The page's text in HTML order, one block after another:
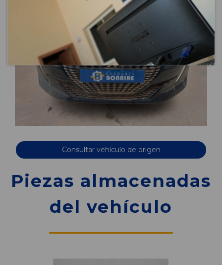
Consultar vehículo de origen
Piezas almacenadas
del vehículo